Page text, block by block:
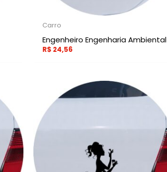
Carro
Engenheiro Engenharia Ambiental
R$ 24,56